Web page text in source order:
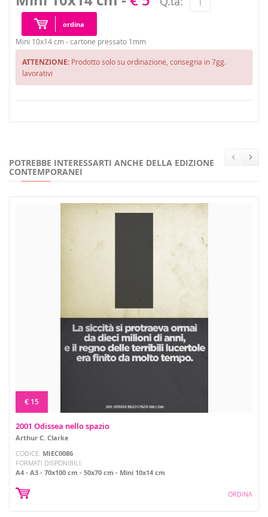
ordina
Mini 10x14 cm - cartone pressato 1mm
ATTENZIONE: Prodotto solo su ordinazione, consegna in 7gg.
lavorativi
POTREBBE INTERESSARTI ANCHE DELLA EDIZIONE
CONTEMPORANEI
€ 15
2001 Odissea nello spazio
Arthur C. Clarke
CODICE: MIEC0086
FORMATI DISPONIBILI:
A4
A3 70x100 cm 50x70 cm Mini 10x14 cm
ORDINA